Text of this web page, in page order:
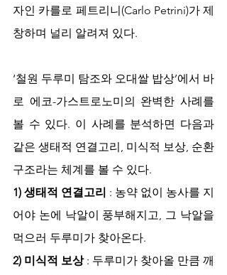
자인 카를로 페트리니(Carlo Petrini)가 제
창하며 널리 알려져 있다.
‘철원 두루미 탐조와 오대쌀 밥상’에서 바
로 에코-가스트로노미의 완벽한 사례를
볼 수 있다. 이 사례를 분석하면 다음과
같은 생태적 연결고리, 미식적 보상, 순환
구조라는 체계를 볼 수 있다.
1) 생태적 연결고리 : 농약 없이 농사를 지
어야 논에 낙알이 풍부해지고, 그 낙알을
먹으러 두루미가 찾아온다.
2) 미식적 보상 : 두루미가 찾아올 만큼 깨